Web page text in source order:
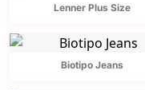
Lenner Plus Size
Biotipo Jeans